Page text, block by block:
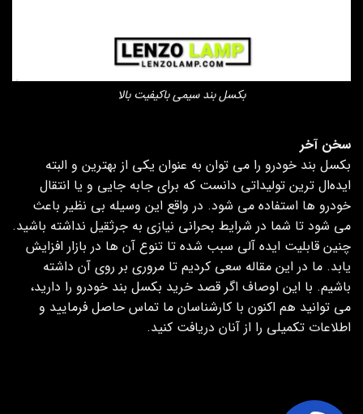
بکسل بند سیمی باکیفیت بالا
سخن‌ آخر
بکسل بند خودرو را می توان به عنوان یکی از بهترین و البته
ایده‌ال ترین تولیداتی دانست که برای جابه جایی و یا انتقال
خودرو ها استفاده می شود. در واقع این وسیله بی نظیر باعث
می شود تا شما در شرایط بحرانی نیازی به جرثقیل نداشته باشید.
چنین قابلیت ایده آلی سبب شده تا تنوع‌ آن ها در بازار افزایش
یابد. ما در این مقاله سعی کردیم تا مروری بر روی آن داشته
باشیم. با این اوصاف اگر قصد خرید بکسل بند خودرو را دارید،
می توانید هم اکنون با کارشناسان ما تماس حاصل فرمایید و
اطلاعات تکمیلی را از آنان دریافت کنید.